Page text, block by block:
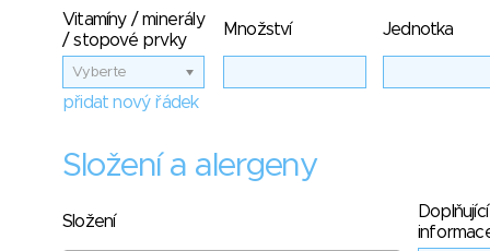
Vitamíny / minerály
/ stopové prvky
Množství Jednotka
Vyberte
přidat nový řádek
Složení a alergeny
Složení
Doplňující